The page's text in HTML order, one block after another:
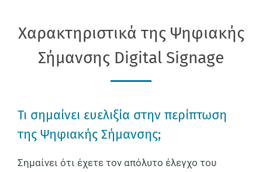
Χαρακτηριστικά της Ψηφιακής
Σήμανσης Digital Signage
Τι σημαίνει ευελιξία στην περίπτωση
της Ψηφιακής Σήμανσης;
Σημαίνει ότι έχετε τον απόλυτο έλεγχο του